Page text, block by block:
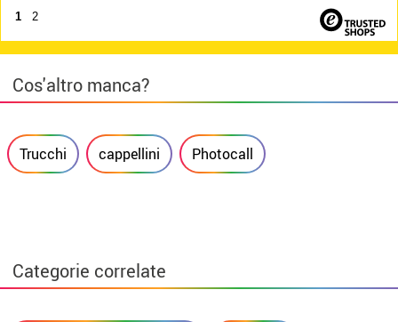
1 2
Cos'altro manca?
Trucchi cappellini Photocall
Categorie correlate